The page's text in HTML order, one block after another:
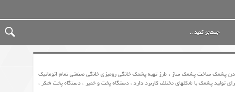
پشمک ساخت پشمک ساز ، طرز تهیه پشمک خانگی رومیزی خانگی صنعتی تمام اتوماتیک
پشمک با شکلهای مختلف کاربرد دارد ، دستگاه پخت و خمیر ، دستگاه پخت شکر ،